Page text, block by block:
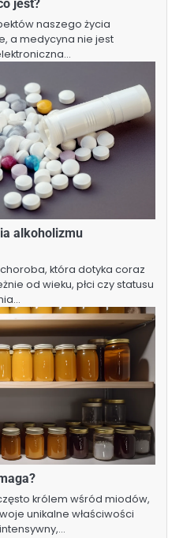
jest?
naszego życia
a medycyna nie jest
alkoholizmu
która dotyka coraz
od wieku, płci czy statusu
królem wśród miodów,
unikalne właściwości